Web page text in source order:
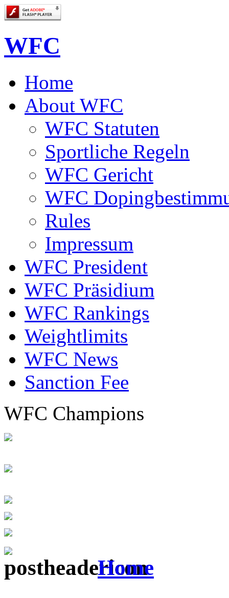
WFC
Home
About WFC
WFC Statuten
Sportliche Regeln
WFC Gericht
WFC
Rules
Impressum
WFC President
WFC Präsidium
WFC Rankings
Weightlimits
WFC News
Sanction Fee
WFC Champions
Home